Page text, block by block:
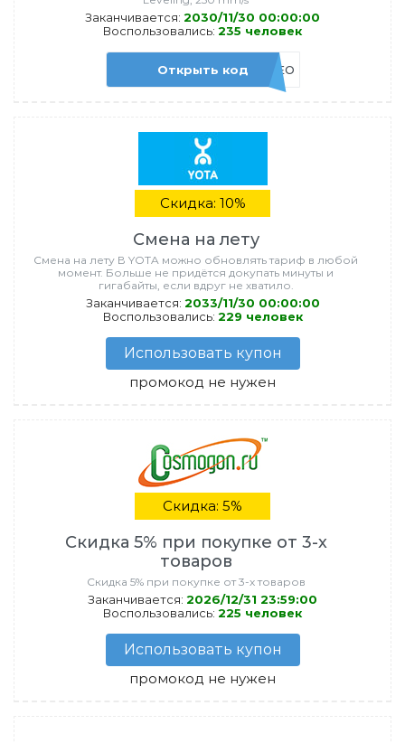
Заканчивается: 2030/11/30 00:00:00
Воспользовались: 235 человек
Открыть кодKB2NEO
Скидка: 10%
Смена на лету
Смена на лету В YOTA можно обновлять тариф в любой
момент. Больше не придётся докупать минуты и
гигабайты, если вдруг не хватило.
Заканчивается: 2033/11/30 00:00:00
Воспользовались: 229 человек
Использовать купон
промокод не нужен
Скидка: 5%
Скидка 5% при покупке от 3-х
товаров
Скидка 5% при покупке от 3-х товаров
Заканчивается: 2026/12/31 23:59:00
Воспользовались: 225 человек
Использовать купон
промокод не нужен